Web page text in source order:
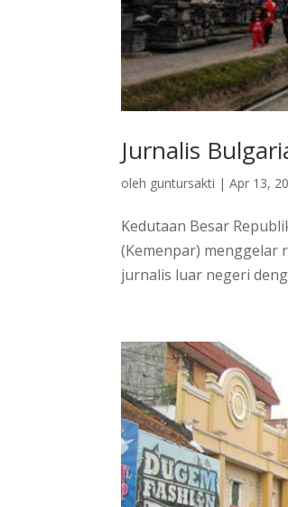
Jurnalis
oleh guntursakti |Apr 13,
Kedutaan Besar
(Kemenpar) menggelar
jurnalis luar negeri